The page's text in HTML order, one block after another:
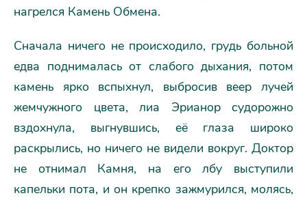
нагрелся Камень Обмена.
Сначала ничего не происходило, грудь больной
едва поднималась от слабого дыхания, потом
камень ярко вспыхнул, выбросив веер лучей
жемчужного цвета, лиа Эрианор судорожно
вздохнула, выгнувшись, её глаза широко
раскрылись, но ничего не видели вокруг. Доктор
не отнимал Камня, на его лбу выступили
капельки пота, и он крепко зажмурился, молясь,